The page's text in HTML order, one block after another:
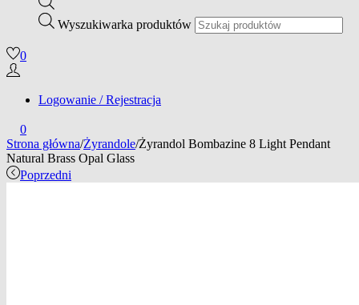
Wyszukiwarka produktów
0
Logowanie / Rejestracja
0
Strona główna/Żyrandole/Żyrandol Bombazine 8 Light Pendant
Natural Brass Opal Glass
Poprzedni